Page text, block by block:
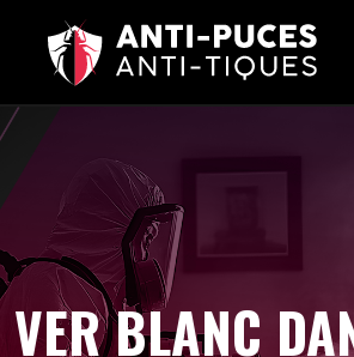
VER BLANC